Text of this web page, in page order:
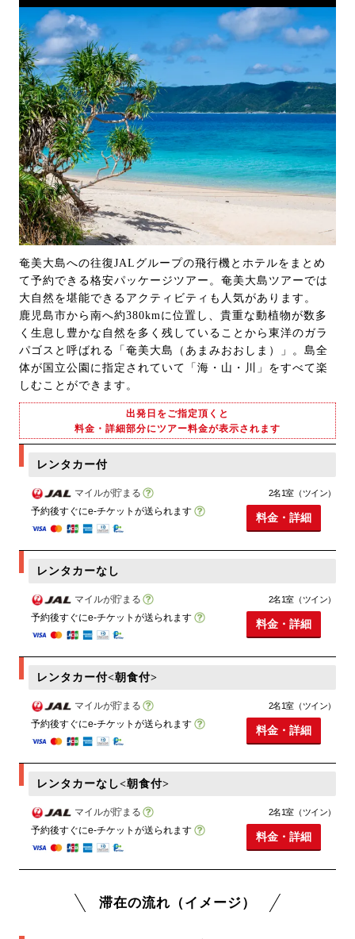
奄美大島への往復JALグループの飛行機とホテルをまとめ
て予約できる格安パッケージツアー。奄美大島ツアーでは
大自然を堪能できるアクティビティも人気があります。
鹿児島市から南へ約380kmに位置し、貴重な動植物が数多
く生息し豊かな自然を多く残していることから東洋のガラ
パゴスと呼ばれる「奄美大島（あまみおおしま）」。島全
体が国立公園に指定されていて「海・山・川」をすべて楽
しむことができます。
出発日をご指定頂くと
料金・詳細部分にツアー料金が表示されます
レンタカー付
マイルが貯まる
予約後すぐにe-チケットが送られます
2名1室（ツイン）
料金・詳細
レンタカーなし
マイルが貯まる
予約後すぐにe-チケットが送られます
2名1室（ツイン）
料金・詳細
レンタカー付<朝食付>
マイルが貯まる
予約後すぐにe-チケットが送られます
2名1室（ツイン）
料金・詳細
レンタカーなし<朝食付>
マイルが貯まる
予約後すぐにe-チケットが送られます
2名1室（ツイン）
料金・詳細
滞在の流れ（イメージ）